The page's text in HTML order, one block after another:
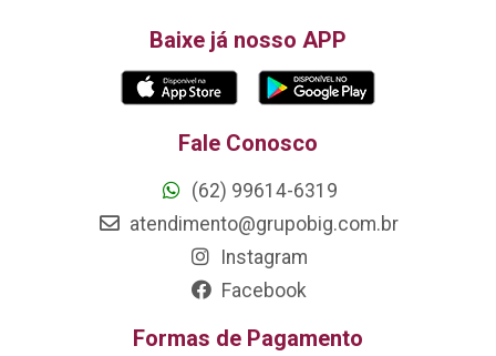
Baixe já nosso APP
Fale Conosco
(62) 99614-6319
atendimento@grupobig.com.br
Instagram
Facebook
Formas de Pagamento